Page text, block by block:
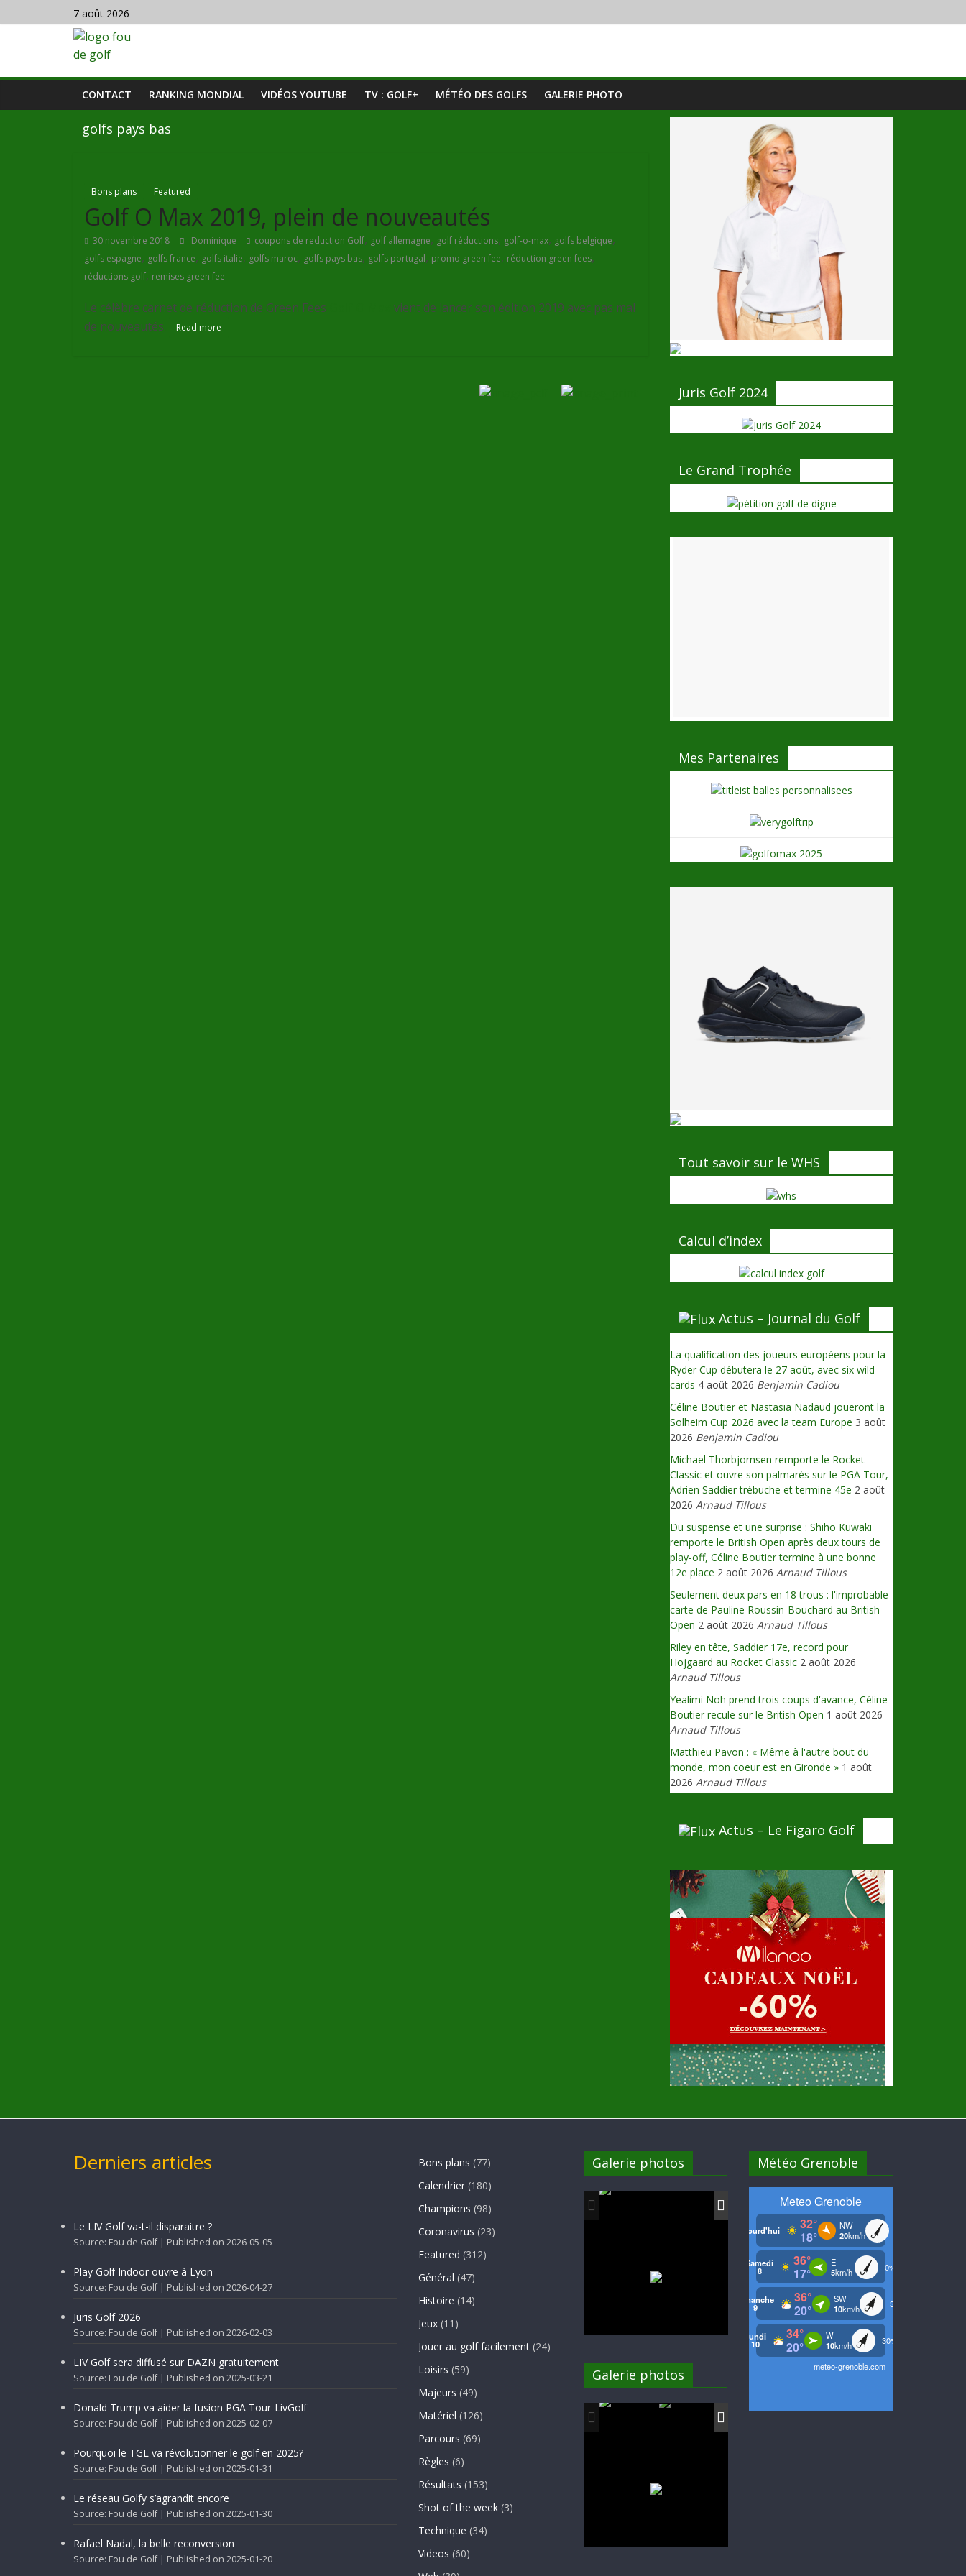
7 août 2026
CONTACT RANKING MONDIAL VIDÉOS YOUTUBE TV : GOLF+ MÉTÉO DES GOLFS GALERIE PHOTO
golfs pays bas
Bons plans Featured
Golf O Max 2019, plein de nouveautés
30 novembre 2018 Dominique coupons de reduction Golf, golf allemagne, golf réductions, golf-o-max, golfs belgique,
golfs espagne, golfs france, golfs italie, golfs maroc, golfs pays bas, golfs portugal, promo green fee, réduction green fees,
réductions golf, remises green fee
Le célèbre carnet de réduction de Green Fees
vient de lancer son édition 2019 avec pas mal
de nouveautés.
Read more
Juris Golf 2024
Le Grand Trophée
Mes Partenaires
Tout savoir sur le WHS
Calcul d’index
Actus – Journal du Golf
La qualification des joueurs européens pour la
Ryder Cup débutera le 27 août, avec six wild-
cards 4 août 2026 Benjamin Cadiou
Céline Boutier et Nastasia Nadaud joueront la
Solheim Cup 2026 avec la team Europe 3 août
2026 Benjamin Cadiou
Michael Thorbjornsen remporte le Rocket
Classic et ouvre son palmarès sur le PGA Tour,
Adrien Saddier trébuche et termine 45e 2 août
2026 Arnaud Tillous
Du suspense et une surprise : Shiho Kuwaki
remporte le British Open après deux tours de
play-off, Céline Boutier termine à une bonne
12e place 2 août 2026 Arnaud Tillous
Seulement deux pars en 18 trous : l'improbable
carte de Pauline Roussin-Bouchard au British
Open 2 août 2026 Arnaud Tillous
Riley en tête, Saddier 17e, record pour
Hojgaard au Rocket Classic 2 août 2026
Arnaud Tillous
Yealimi Noh prend trois coups d'avance, Céline
Boutier recule sur le British Open 1 août 2026
Arnaud Tillous
Matthieu Pavon : « Même à l'autre bout du
monde, mon coeur est en Gironde » 1 août
2026 Arnaud Tillous
Actus – Le Figaro Golf
Derniers articles
Le LIV Golf va-t-il disparaitre ?
Source: Fou de Golf Published on 2026-05-05
Play Golf Indoor ouvre à Lyon
Source: Fou de Golf Published on 2026-04-27
Juris Golf 2026
Source: Fou de Golf Published on 2026-02-03
LIV Golf sera diffusé sur DAZN gratuitement
Source: Fou de Golf Published on 2025-03-21
Donald Trump va aider la fusion PGA Tour-LivGolf
Source: Fou de Golf Published on 2025-02-07
Pourquoi le TGL va révolutionner le golf en 2025?
Source: Fou de Golf Published on 2025-01-31
Le réseau Golfy s’agrandit encore
Source: Fou de Golf Published on 2025-01-30
Rafael Nadal, la belle reconversion
Source: Fou de Golf Published on 2025-01-20
Bons plans (77)
Calendrier (180)
Champions (98)
Coronavirus (23)
Featured (312)
Général (47)
Histoire (14)
Jeux (11)
Jouer au golf facilement (24)
Loisirs (59)
Majeurs (49)
Matériel (126)
Parcours (69)
Règles (6)
Résultats (153)
Shot of the week (3)
Technique (34)
Videos (60)
Galerie photos
Galerie photos
Météo Grenoble